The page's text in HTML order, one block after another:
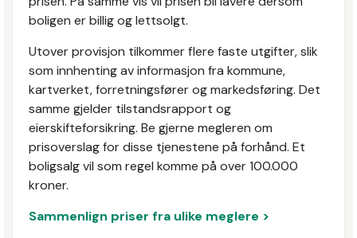
boligen er billig og lettsolgt.
Utover provisjon tilkommer flere faste utgifter, slik
som innhenting av informasjon fra kommune,
kartverket, forretningsfører og markedsføring. Det
samme gjelder tilstandsrapport og
eierskifteforsikring. Be gjerne megleren om
prisoverslag for disse tjenestene på forhånd. Et
boligsalg vil som regel komme på over 100.000
kroner.
Sammenlign priser fra ulike meglere >